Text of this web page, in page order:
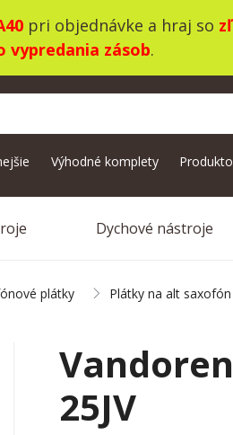
pri objednávke a hraj so
vypredania zásob.
Výhodné komplety
Dychové nástroje
plátky Plátky na alt saxofón
25JV